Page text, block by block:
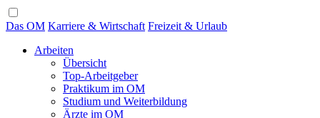
Das OM Karriere & Wirtschaft Freizeit & Urlaub
Arbeiten
Übersicht
Top-Arbeitgeber
Praktikum im OM
Studium und Weiterbildung
Ärzte im OM